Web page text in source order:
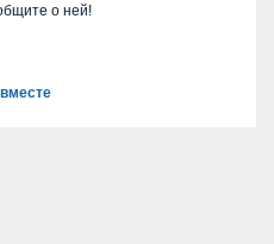
о ней!